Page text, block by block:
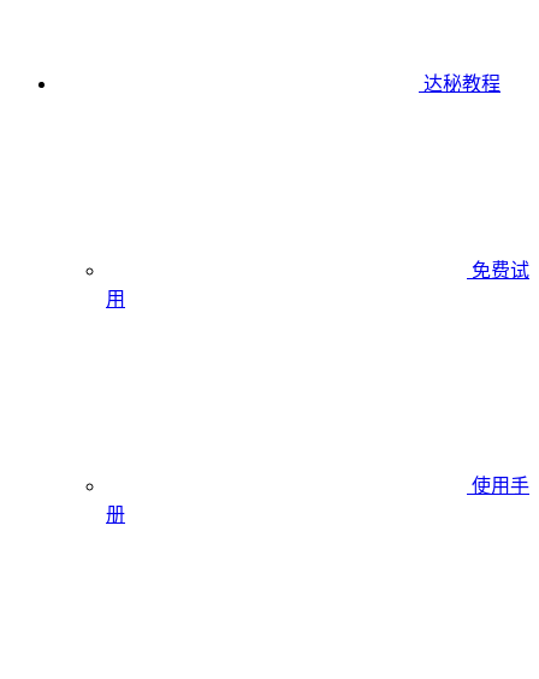
达秘教程
免费试
用
使用手
册